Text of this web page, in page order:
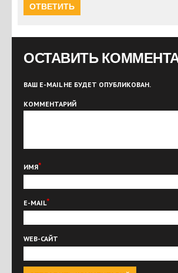
ОТВЕТИТЬ
ОСТАВИТЬ
ВАШ E-MAIL НЕ БУДЕТ ОПУБЛИКОВАН.
КОММЕНТАРИЙ
ИМЯ*
E-MAIL*
WEB-САЙТ